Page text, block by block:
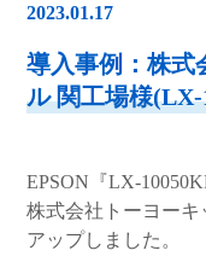
2023.01.17
導入事例：株式
ル 関工場様
EPSON『LX-
株式会社トーヨー
アップしました。